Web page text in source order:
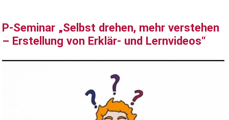
P-Seminar „Selbst drehen, mehr verstehen
– Erstellung von Erklär- und Lernvideos“